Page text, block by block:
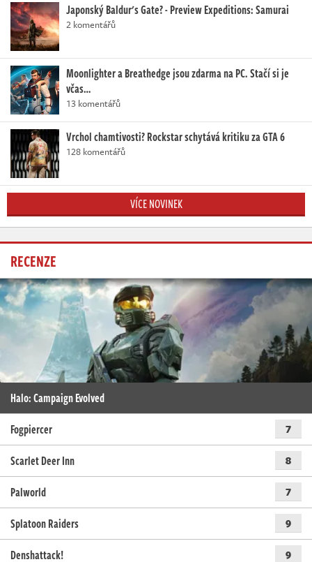
Japonský Baldur's Gate? - Preview Expeditions: Samurai
2 komentářů
Moonlighter a Breathedge jsou zdarma na PC. Stačí si je
včas…
13 komentářů
Vrchol chamtivosti? Rockstar schytává kritiku za GTA 6
128 komentářů
VÍCE NOVINEK
RECENZE
Halo: Campaign Evolved
Fogpiercer
7
Scarlet Deer Inn 8
Palworld 7
Splatoon Raiders 9
Denshattack! 9